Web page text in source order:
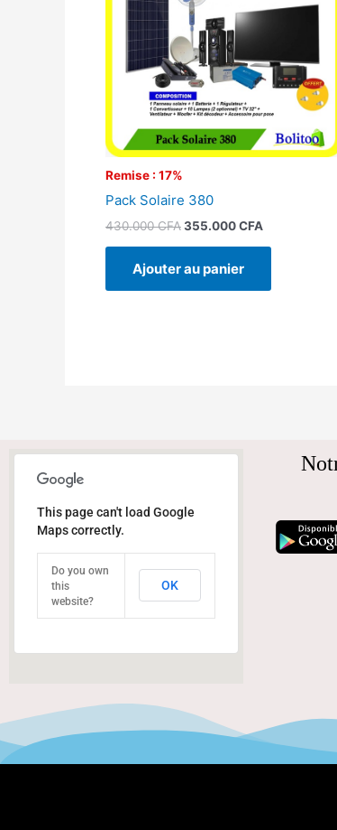
Remise : 17%
Pack Solaire 380
430.000CFA355.000CFA
Ajouter au panier
This page can't load Google
Maps correctly.
Do you own
this
website?
OK